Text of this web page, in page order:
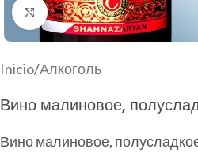
Haga clic para ampliar
Inicio/Алкоголь
Вино малиновое,
Вино малиновое,